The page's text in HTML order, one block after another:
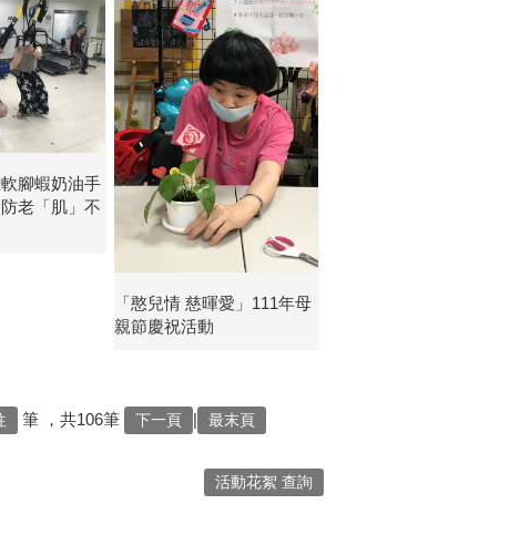
腳蝦奶油手
老「肌」不
「憨兒情 慈暉愛」111年母
親節慶祝活動
筆 ，共106筆 下一頁 | 最末頁
活動花絮 查詢